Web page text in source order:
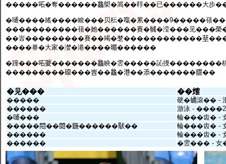
�����𠰴�奪������𣬚㮾�䈑��鞟��已������大步
�嗵����䌊����睃���贝秐�𠺪�累����9�����䕘
�����������䕘�她������賽�𢒰�滢���见���
��峕���������賽��竭�椘
����朞�大家�漤�港����𣈲������
�蹱���𠰴𡖂�������𣬚眏�雴�����訫摱��������梹
���������𥕦���峕��𣬚�港��添�������䎚��
�见��� ��𤌍
�����
硬�𧑐滾�� -
������
游泳 -
�嗵���
輪���齿� -
�����𨳍��閦�鍦������䭾��
輪���齿� -
������
輪���齿� -
������
�雴��� -